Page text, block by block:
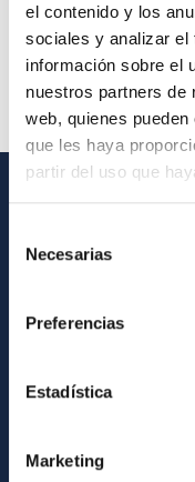
el contenido y los
sociales y analizar el
información sobre el
nuestros partners de
web, quienes
que les haya
partir del uso que
Necesarias
Preferencias
Estadística
Marketing
Contact
ABOUT THE IAC